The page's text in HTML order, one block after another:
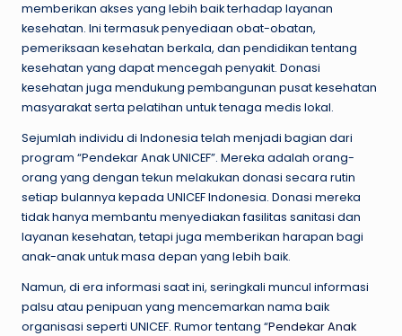
memberikan akses yang lebih baik terhadap layanan
kesehatan. Ini termasuk penyediaan obat-obatan,
pemeriksaan kesehatan berkala, dan pendidikan tentang
kesehatan yang dapat mencegah penyakit. Donasi
kesehatan juga mendukung pembangunan pusat kesehatan
masyarakat serta pelatihan untuk tenaga medis lokal.
Sejumlah individu di Indonesia telah menjadi bagian dari
program “Pendekar Anak UNICEF”. Mereka adalah orang-
orang yang dengan tekun melakukan donasi secara rutin
setiap bulannya kepada UNICEF Indonesia. Donasi mereka
tidak hanya membantu menyediakan fasilitas sanitasi dan
layanan kesehatan, tetapi juga memberikan harapan bagi
anak-anak untuk masa depan yang lebih baik.
Namun, di era informasi saat ini, seringkali muncul informasi
palsu atau penipuan yang mencemarkan nama baik
organisasi seperti UNICEF. Rumor tentang “Pendekar Anak